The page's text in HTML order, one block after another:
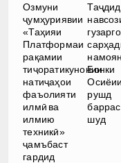
Озмуни
ҷумҳуриявии
«Таҳияи
Платформаи
рақамии
тиҷоратикунонии
натиҷаҳои
фаъолияти
илмӣ ва
илмию
техникӣ»
ҷамъбаст
гардид
Таҷдид
Бонки
Осиёии
рушд
шуд